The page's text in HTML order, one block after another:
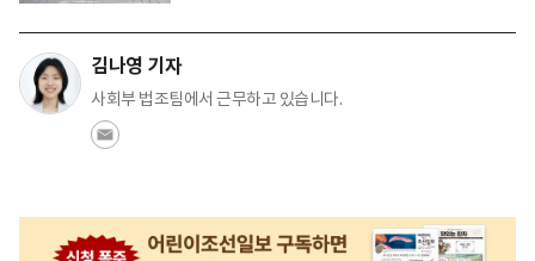
김나영 기자
사회부 법조팀에서 근무하고 있습니다.